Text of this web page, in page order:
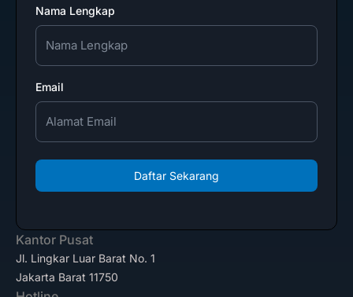
Nama Lengkap
Email
Daftar Sekarang
Kantor Pusat
Jl. Lingkar Luar Barat No. 1
Jakarta Barat 11750